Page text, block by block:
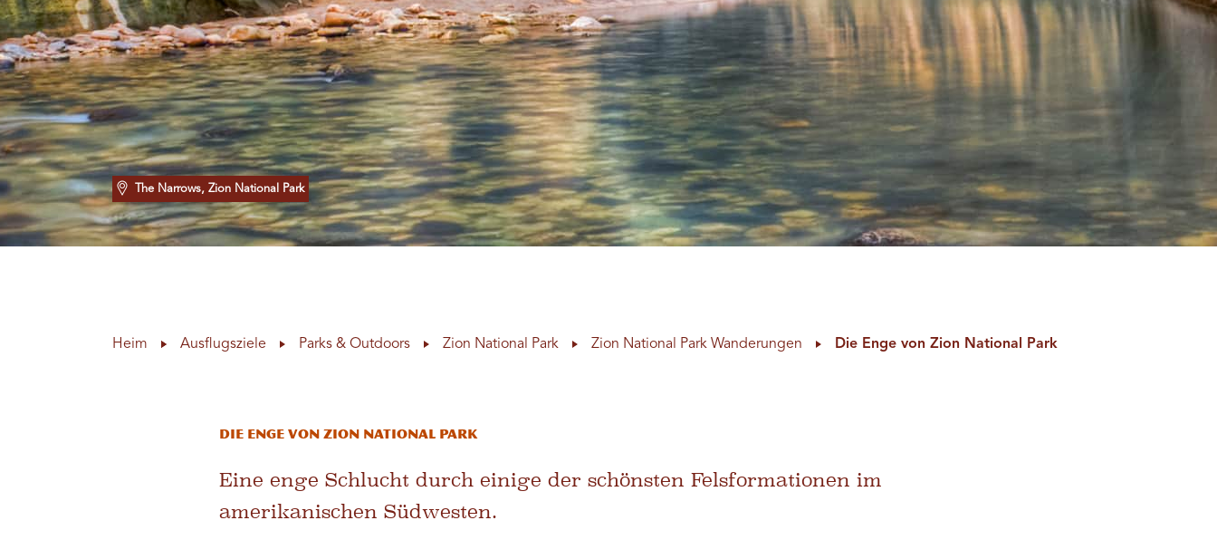
The Narrows, Zion National Park
Heim Ausflugsziele Parks & Outdoors Zion National Park Zion National Park Wanderungen Die Enge von Zion National Park
Die Enge von Zion National Park
Eine enge Schlucht durch einige der schönsten Felsformationen im
amerikanischen Südwesten.